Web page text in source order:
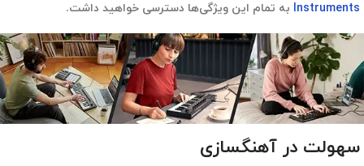
Instruments به تمام این ویژگی‌ها دسترسی خواهید داشت.
سهولت در آهنگسازی